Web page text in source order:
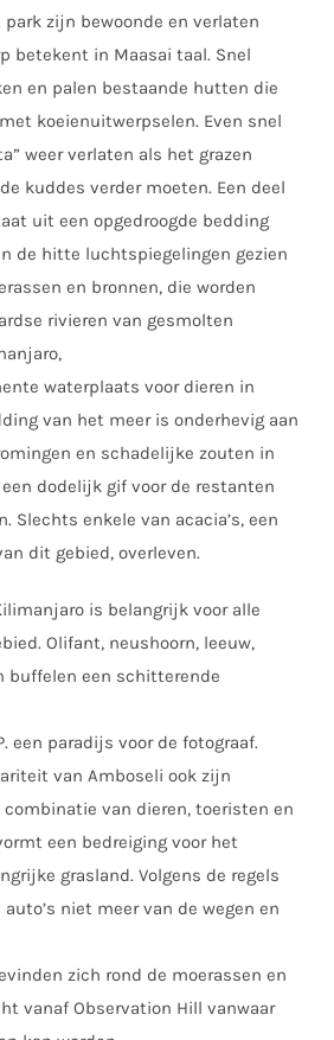
park zijn bewoonde en verlaten
betekent in Maasai taal. Snel
en palen bestaande hutten die
koeienuitwerpselen. Even snel
weer verlaten als het grazen
kuddes verder moeten. Een deel
uit een opgedroogde bedding
de hitte luchtspiegelingen gezien
en bronnen, die worden
rivieren van gesmolten
waterplaats voor dieren in
van het meer is onderhevig aan
en schadelijke zouten in
dodelijk gif voor de restanten
Slechts enkele van acacia’s, een
dit gebied, overleven.
is belangrijk voor alle
Olifant, neushoorn, leeuw,
buffelen een schitterende
een paradijs voor de fotograaf.
van Amboseli ook zijn
combinatie van dieren, toeristen en
een bedreiging voor het
grasland. Volgens de regels
niet meer van de wegen en
zich rond de moerassen en
vanaf Observation Hill vanwaar